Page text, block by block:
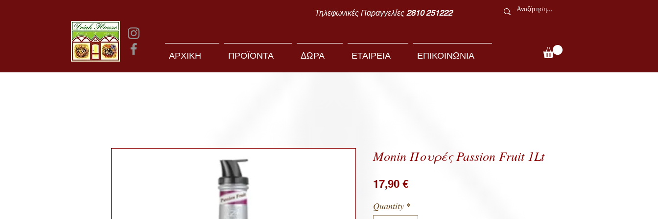
Τηλεφωνικές Παραγγελίες 2810 251222
ΑΡΧΙΚΗ ΠΡΟΪΟΝΤΑ ΔΩΡΑ ΕΤΑΙΡΕΙΑ ΕΠΙΚΟΙΝΩΝΙΑ
Monin Πουρές Passion Fruit 1Lt
17,90 €Price
Quantity *